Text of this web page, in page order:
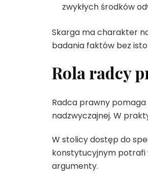
zwykłych środków
Skarga ma charakter
badania faktów bez
Rola radcy
Radca prawny
nadzwyczajnej. W
W stolicy dostęp do
konstytucyjnym potrafi
argumenty.